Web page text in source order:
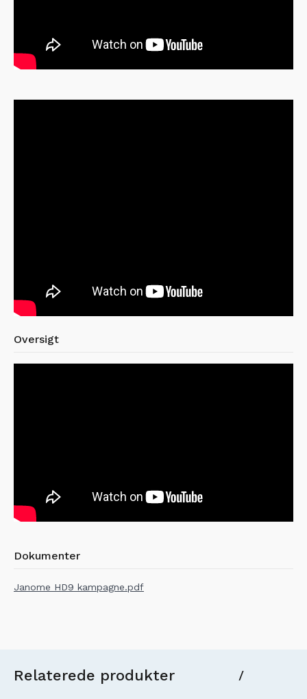
Oversigt
Dokumenter
Janome HD9 kampagne.pdf
Relaterede produkter /